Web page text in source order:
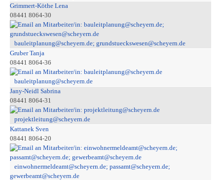
Grimmert-Köthe Lena
08441 8064-30
bauleitplanung@scheyern.de; grundstueckswesen@scheyern.de
Gruber Tanja
08441 8064-36
bauleitplanung@scheyern.de
Jany-Neidl Sabrina
08441 8064-31
projektleitung@scheyern.de
Kattanek Sven
08441 8064-20
einwohnermeldeamt@scheyern.de; passamt@scheyern.de;
gewerbeamt@scheyern.de